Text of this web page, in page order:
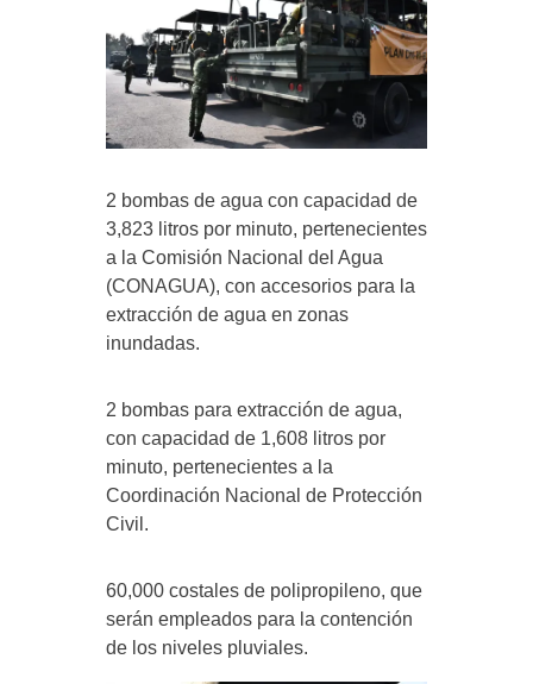
2 bombas de agua con capacidad de
3,823 litros por minuto, pertenecientes
a la Comisión Nacional del Agua
(CONAGUA), con accesorios para la
extracción de agua en zonas
inundadas.
2 bombas para extracción de agua,
con capacidad de 1,608 litros por
minuto, pertenecientes a la
Coordinación Nacional de Protección
Civil.
60,000 costales de polipropileno, que
serán empleados para la contención
de los niveles pluviales.